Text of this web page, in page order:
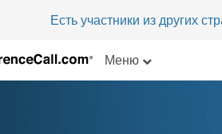
Есть участники из других
Меню